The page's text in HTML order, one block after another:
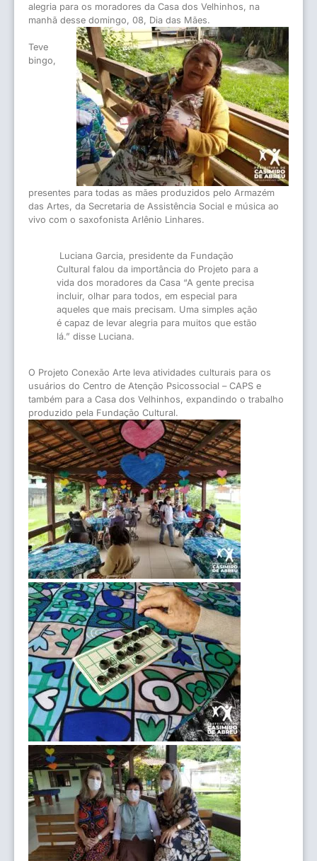
alegria para os moradores da Casa dos Velhinhos, na
manhã desse domingo, 08, Dia das Mães.
Teve
bingo,
presentes para todas as mães produzidos pelo Armazém
das Artes, da Secretaria de Assistência Social e música ao
vivo com o saxofonista Arlênio Linhares.
Luciana Garcia, presidente da Fundação
Cultural falou da importância do Projeto para a
vida dos moradores da Casa “A gente precisa
incluir, olhar para todos, em especial para
aqueles que mais precisam. Uma simples ação
é capaz de levar alegria para muitos que estão
lá.” disse Luciana.
O Projeto Conexão Arte leva atividades culturais para os
usuários do Centro de Atenção Psicossocial – CAPS e
também para a Casa dos Velhinhos, expandindo o trabalho
produzido pela Fundação Cultural.